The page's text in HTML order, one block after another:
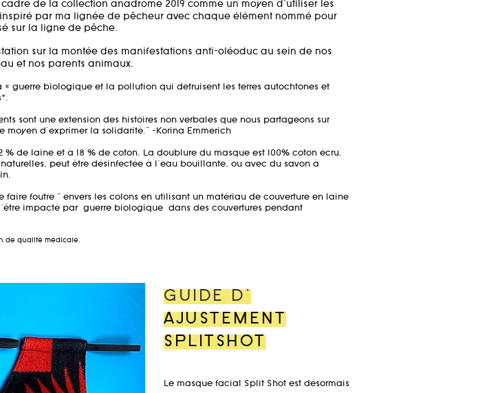
de la collection anadrome 2019 comme un moyen d'utiliser les
par ma lignée de pêcheur avec chaque élément nommé pour
sur la ligne de pêche.
sur la montée des manifestations anti-oléoduc au sein de nos
et nos parents animaux.
guerre biologique et la pollution qui détruisent les terres autochtones et
sont une extension des histoires non verbales que nous partageons sur
moyen d'exprimer la solidarité." -Korina Emmerich
% de laine et à 18 % de coton. La doublure du masque est 100% coton écru.
peut être désinfectée à l'eau bouillante, ou avec du savon à
foutre " envers les colons en utilisant un matériau de couverture en laine
impacté par
guerre biologique
dans des couvertures pendant
de qualité médicale.
GUIDE D'
AJUSTEMENT
SPLITSHOT
Le masque facial Split Shot est désormais